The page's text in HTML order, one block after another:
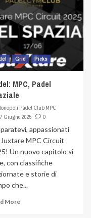
Grid Picks
MPC, Padel
Padel Club MPC
Giugno 2025
0
appassionati
MPC Circuit
Un nuovo capitolo si
con classifiche
e storie di
che...
More